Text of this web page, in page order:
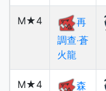
M★4
再
調查‧蒼
火龍
M★4
森